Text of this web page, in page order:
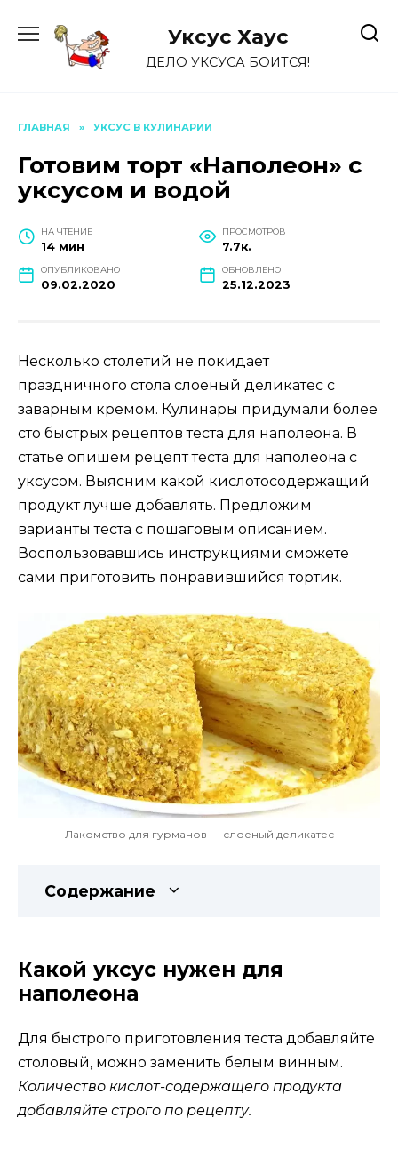
содержанию
Уксус Хауc
ДЕЛО УКСУСА БОИТСЯ!
ГЛАВНАЯ » УКСУС В КУЛИНАРИИ
Готовим торт «Наполеон» с
уксусом и водой
НА ЧТЕНИЕ
14 мин
ПРОСМОТРОВ
7.7к.
ОПУБЛИКОВАНО
09.02.2020
ОБНОВЛЕНО
25.12.2023
Несколько столетий не покидает
праздничного стола слоеный деликатес с
заварным кремом. Кулинары придумали более
сто быстрых рецептов теста для наполеона. В
статье опишем рецепт теста для наполеона с
уксусом. Выясним какой кислотосодержащий
продукт лучше добавлять. Предложим
варианты теста с пошаговым описанием.
Воспользовавшись инструкциями сможете
сами приготовить понравившийся тортик.
Лакомство для гурманов — слоеный деликатес
Содержание
Какой уксус нужен для
наполеона
Для быстрого приготовления теста добавляйте
столовый, можно заменить белым винным.
Количество кислот-содержащего продукта
добавляйте строго по рецепту.